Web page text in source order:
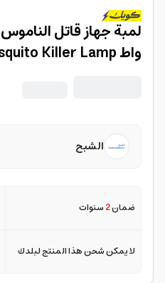
واط AlShabah Mosquito Killer Lamp
الشبح
ضمان2سنوات
لا يمكن شحن هذا المنتج لبلدك